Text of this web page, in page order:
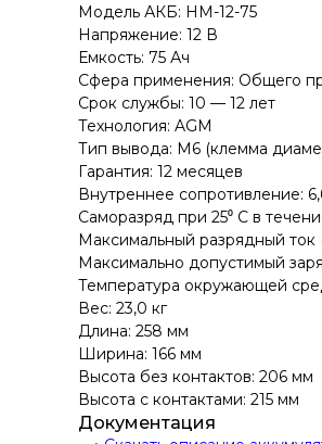
Модель АКБ: HM-12-75
Напряжение: 12 В
Емкость: 75 Ач
Сфера применения: Общего
Срок службы: 10 — 12 лет
Технология: AGM
Тип вывода: M6 (клемма
Гарантия: 12 месяцев
Внутреннее сопротивление:
Саморазряд при 25⁰ С в
Максимальный разрядный ток
Максимально допустимый
Температура окружающей
Вес: 23,0 кг
Длина: 258 мм
Ширина: 166 мм
Высота без контактов: 206 мм
Высота с контактами: 215 мм
Документация